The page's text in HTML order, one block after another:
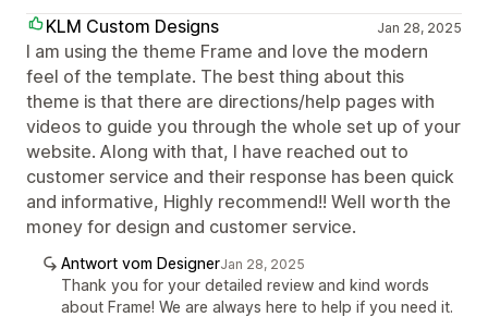
KLM Custom Designs Jan 28, 2025
I am using the theme Frame and love the modern
feel of the template. The best thing about this
theme is that there are directions/help pages with
videos to guide you through the whole set up of your
website. Along with that, I have reached out to
customer service and their response has been quick
and informative, Highly recommend!! Well worth the
money for design and customer service.
Antwort vom DesignerJan 28, 2025
Thank you for your detailed review and kind words
about Frame! We are always here to help if you need it.